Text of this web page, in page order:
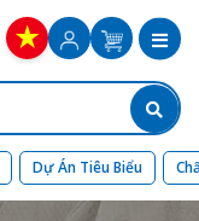
Dự Án Tiêu Biểu